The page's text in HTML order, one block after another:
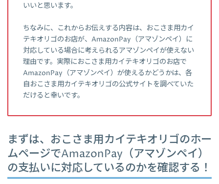
いいと思います。
ちなみに、これからお伝えする内容は、おこさま用カイ
テキオリゴのお店が、AmazonPay（アマゾンペイ）に
対応している場合に考えられるアマゾンペイが使えない
理由です。実際におこさま用カイテキオリゴのお店で
AmazonPay（アマゾンペイ）が使えるかどうかは、各
自おこさま用カイテキオリゴの公式サイトを調べていた
だけると幸いです。
まずは、おこさま用カイテキオリゴのホー
ムページでAmazonPay（アマゾンペイ）
の支払いに対応しているのかを確認する！